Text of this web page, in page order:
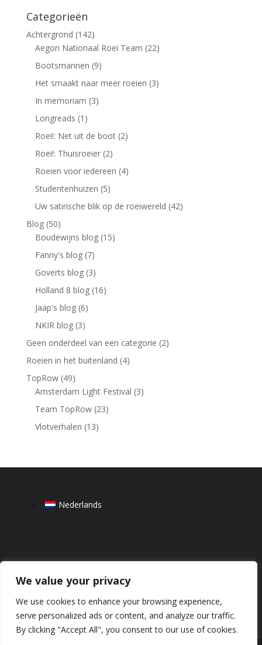
We value your privacy
We use cookies to enhance your browsing experience,
serve personalized ads or content, and analyze our traffic.
By clicking "Accept All", you consent to our use of cookies.
Categorieën
Achtergrond (142)
Aegon Nationaal Roei Team (22)
Bootsmannen (9)
Het smaakt naar meer roeien (3)
In memoriam (3)
Longreads (1)
Roei!: Net uit de boot(2)
Roei!: Thuisroeier(2)
Roeien voor iedereen (4)
Studentenhuizen (5)
Uw satirische blik op de roeiwereld (42)
Blog(50)
Boudewijns blog(15)
Fanny's blog(7)
Goverts blog(3)
Holland 8 blog(16)
Jaap's blog(6)
NKIR blog(3)
Geen onderdeel van een categorie (2)
Roeien in het buitenland (4)
TopRow(49)
Amsterdam Light Festival (3)
Team TopRow(23)
Vlotverhalen (13)
Nederlands